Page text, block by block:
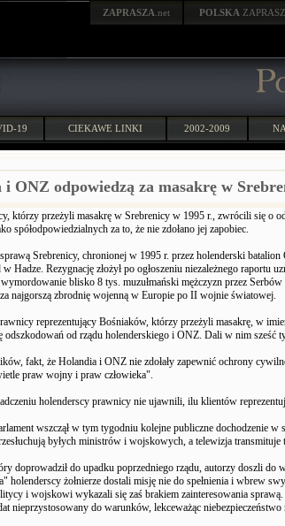
ZAPRASZA .net POLSKA
19 CIEKAWE LINKI 2002-2009
i ONZ odpowiedzą za masakrę w
którzy przeżyli masakrę w Srebrenicy w 1995 r., zwrócili się o
spółodpowiedzialnych za to, że nie zdołano jej zapobiec.
Srebrenicy, chronionej w 1995 r. przez holenderski
Hadze. Rezygnację złożył po ogłoszeniu niezależnego raportu
blisko 8 tys. muzułmański mężczyzn przez
najgorszą zbrodnię wojenną w Europie po II wojnie światowej.
reprezentujący Bośniaków, którzy przeżyli masakrę, w
odszkodowań od rządu holenderskiego i ONZ. Dali w nim sześć
fakt, że Holandia i ONZ nie zdołały zapewnić ochrony
praw wojny i praw człowieka".
holenderscy prawnicy nie ujawnili, ilu klientów
wszczął w tym tygodniu kolejne publiczne dochodzenie w
byłych ministrów i wojskowych, a telewizja transmituje
doprowadził do upadku poprzedniego rządu, autorzy doszli do
holenderscy żołnierze dostali misję nie do spełnienia i wbrew
i wojskowi wykazali się zaś brakiem zainteresowania
nieprzystosowany do warunków, lekceważąc